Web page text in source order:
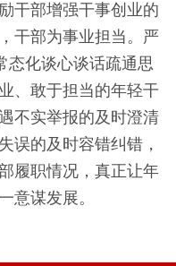
干部增强干事创业的
干部为事业担当。严
态化谈心谈话疏通思
、敢于担当的年轻干
不实举报的及时澄清
误的及时容错纠错，
履职情况，真正让年
意谋发展。